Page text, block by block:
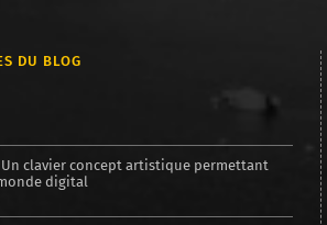
DU BLOG
Un clavier concept artistique permettant
digital